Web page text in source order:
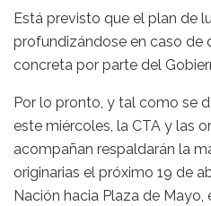
Está previsto que el plan de
profundizándose en caso de
concreta por parte del
Por lo pronto, y tal como se
este miércoles, la CTA y las
acompañan respaldarán la
originarias el próximo 19 de
Nación hacia Plaza de